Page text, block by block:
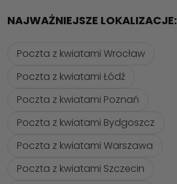
NAJWAŻNIEJSZE LOKALIZACJE:
Poczta z kwiatami Wrocław
Poczta z kwiatami Łódź
Poczta z kwiatami Poznań
Poczta z kwiatami Bydgoszcz
Poczta z kwiatami Warszawa
Poczta z kwiatami Szczecin